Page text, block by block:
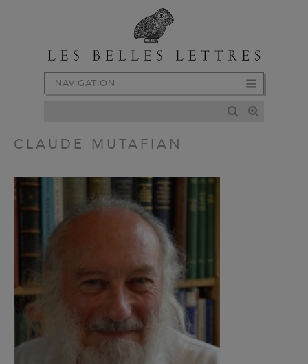
NAVIGATION
CLAUDE MUTAFIAN